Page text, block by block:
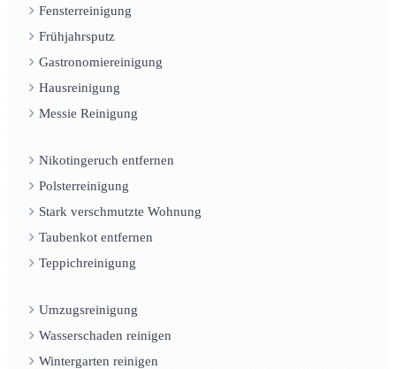
Fensterreinigung
Frühjahrsputz
Gastronomiereinigung
Hausreinigung
Messie Reinigung
Nikotingeruch entfernen
Polsterreinigung
Stark verschmutzte Wohnung
Taubenkot entfernen
Teppichreinigung
Umzugsreinigung
Wasserschaden reinigen
Wintergarten reinigen